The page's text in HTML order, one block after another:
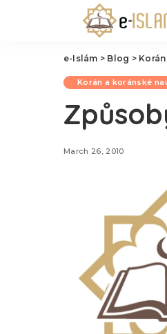
e-Islám > Blog >
Korán a koránské
March 26, 2010